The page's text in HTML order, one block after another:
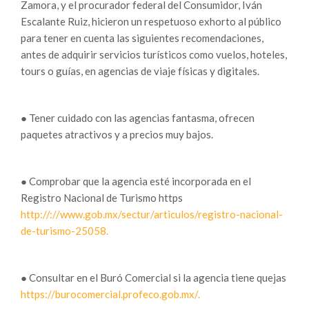
Zamora, y el procurador federal del Consumidor, Iván
Escalante Ruiz, hicieron un respetuoso exhorto al público
para tener en cuenta las siguientes recomendaciones,
antes de adquirir servicios turísticos como vuelos, hoteles,
tours o guías, en agencias de viaje físicas y digitales.
● Tener cuidado con las agencias fantasma, ofrecen
paquetes atractivos y a precios muy bajos.
● Comprobar que la agencia esté incorporada en el
Registro Nacional de Turismo https
http://://www.gob.mx/sectur/articulos/registro-nacional-
de-turismo-25058.
● Consultar en el Buró Comercial si la agencia tiene quejas
https://burocomercial.profeco.gob.mx/.